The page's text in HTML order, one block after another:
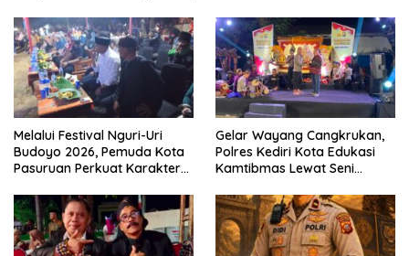
Melalui Festival Nguri-Uri
Budoyo 2026, Pemuda Kota
Pasuruan Perkuat Karakter
Narkoba
Gelar Wayang Cangkrukan,
Polres Kediri Kota Edukasi
Kamtibmas Lewat Seni